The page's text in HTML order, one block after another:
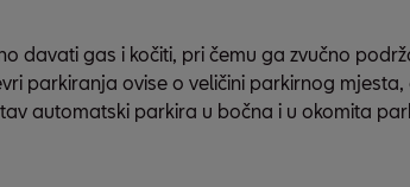
davati gas i kočiti, pri čemu ga zvučno
parkiranja ovise o veličini parkirnog